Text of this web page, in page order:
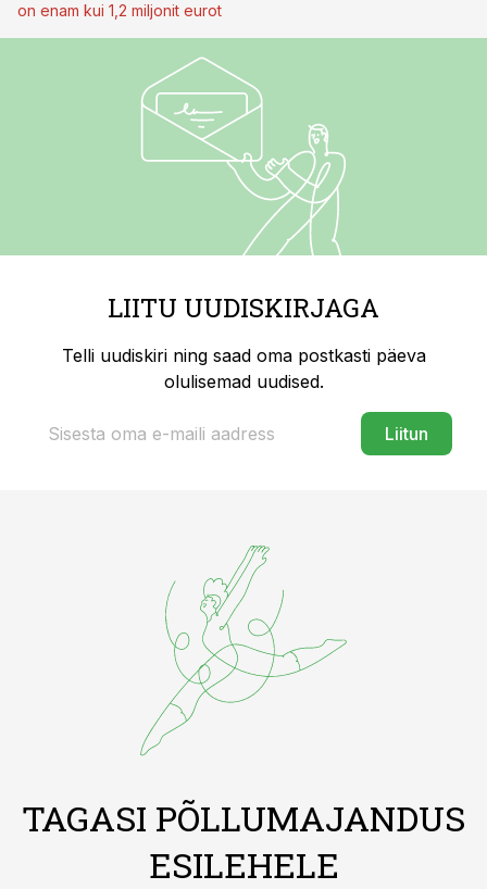
on enam kui 1,2 miljonit eurot
LIITU UUDISKIRJAGA
Telli uudiskiri ning saad oma postkasti päeva
olulisemad uudised.
Liitun
TAGASI PÕLLUMAJANDUS
ESILEHELE